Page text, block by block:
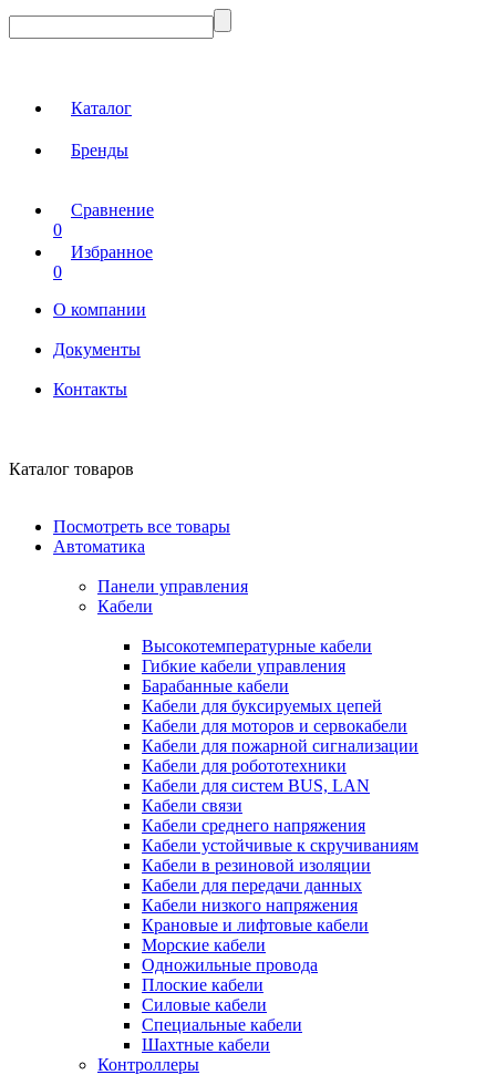
Каталог
Бренды
Сравнение
0
Избранное
0
О компании
Документы
Контакты
Каталог товаров
Посмотреть все товары
Автоматика
Панели управления
Кабели
Высокотемпературные кабели
Гибкие кабели управления
Барабанные кабели
Кабели для буксируемых цепей
Кабели для моторов и сервокабели
Кабели для пожарной сигнализации
Кабели для робототехники
Кабели для систем BUS, LAN
Кабели связи
Кабели среднего напряжения
Кабели устойчивые к скручиваниям
Кабели в резиновой изоляции
Кабели для передачи данных
Кабели низкого напряжения
Крановые и лифтовые кабели
Морские кабели
Одножильные провода
Плоские кабели
Силовые кабели
Специальные кабели
Шахтные кабели
Контроллеры